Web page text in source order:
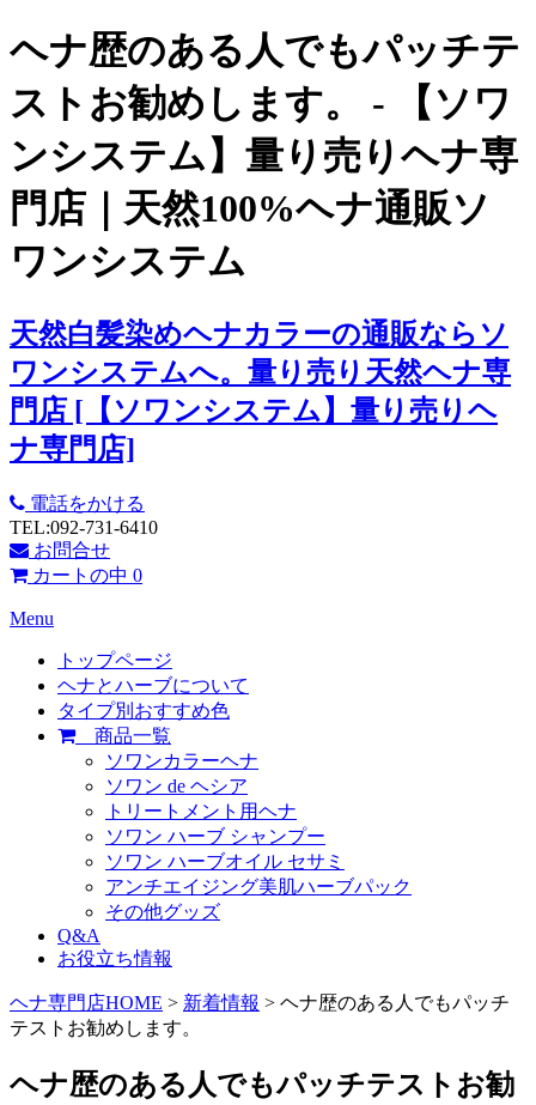
ヘナ歴のある人でもパッチテ
ストお勧めします。 - 【ソワ
ンシステム】量り売りヘナ専
門店｜天然100%ヘナ通販ソ
ワンシステム
天然白髪染めヘナカラーの通販ならソ
ワンシステムへ。量り売り天然ヘナ専
門店 [【ソワンシステム】量り売りヘ
ナ専門店]
電話をかける
TEL:092-731-6410
お問合せ
カートの中 0
Menu
トップページ
ヘナとハーブについて
タイプ別おすすめ色
商品一覧
ソワンカラーヘナ
ソワン de ヘシア
トリートメント用ヘナ
ソワン ハーブ シャンプー
ソワン ハーブオイル セサミ
アンチエイジング美肌ハーブパック
その他グッズ
Q&A
お役立ち情報
ヘナ専門店HOME > 新着情報 > ヘナ歴のある人でもパッチ
テストお勧めします。
ヘナ歴のある人でもパッチテストお勧